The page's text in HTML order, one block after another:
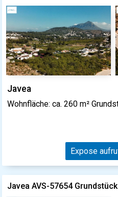
Javea
Wohnfläche: ca. 260 m²
Expose
Javea AVS-57654